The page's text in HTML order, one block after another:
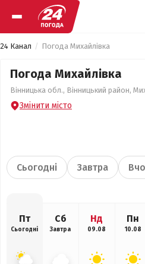
24 Канал Погода Михайлівка
Погода Михайлівка
Вінницька обл., Вінницький район,
Змінити місто
Сьогодні Завтра
Пт
Сьогодні
Сб
Завтра
Нд
09.08
Пн
10.08